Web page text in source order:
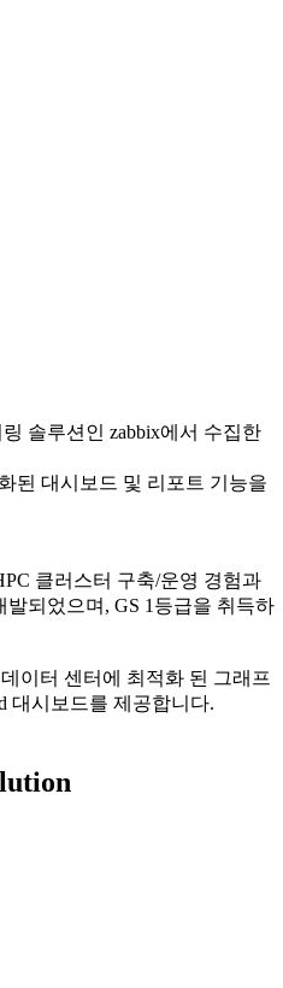
솔루션인 zabbix에서 수집한
된 대시보드 및 리포트 기능을
클러스터 구축/운영 경험과
되었으며, GS 1등급을 취득하
이터 센터에 최적화 된 그래프
대시보드를 제공합니다.